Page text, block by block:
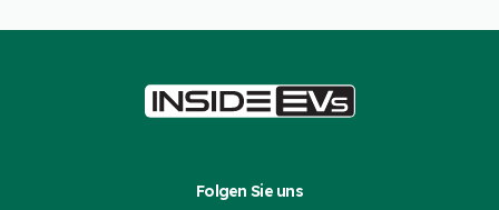
Folgen Sie uns